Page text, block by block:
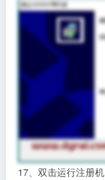
17、双击运行注册机